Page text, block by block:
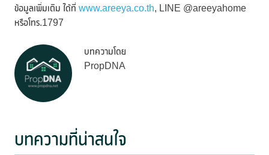
ข้อมูลเพิ่มเติม ได้ที่ www.areeya.co.th, LINE @areeyahome
หรือโทร.1797
บทความโดย
PropDNA
บทความที่น่าสนใจ